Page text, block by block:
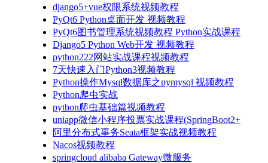
django5+vue权限系统视频教程
PyQt6 Python桌面开发 视频教程
PyQt6图书管理系统视频教程 Python实战课程
Django5 Python Web开发 视频教程
python222网站实战课程视频教程
7天快速入门Python3视频教程
Python操作Mysql数据库之pymysql 视频教程
Python爬虫实战
python爬虫基础篇视频教程
uniapp微信小程序投票实战课程(SpringBoot2+
阿里分布式事务Seata框架实战视频教程
Nacos视频教程
springcloud alibaba Gateway微服务